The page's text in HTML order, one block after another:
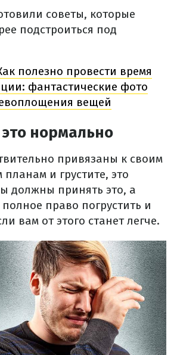
советы, которые
подстроиться под
полезно провести время
фантастические фото
вещей
нормально
привязаны к своим
и грустите, это
должны принять это, а
право погрустить и
вам от этого станет легче.